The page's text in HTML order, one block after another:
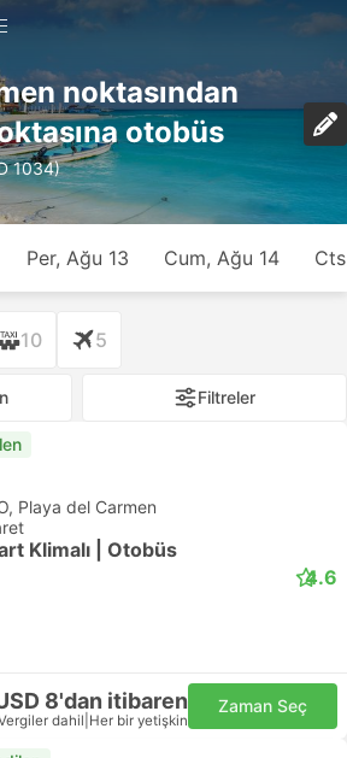
noktasından
otobüs
1034)
Per, Ağu 13 Cum, Ağu 14
10 5
Filtreler
Playa del Carmen
Klimalı | Otobüs
4.6
8'dan itibaren
dahil Her bir yetişkin
Zaman Seç